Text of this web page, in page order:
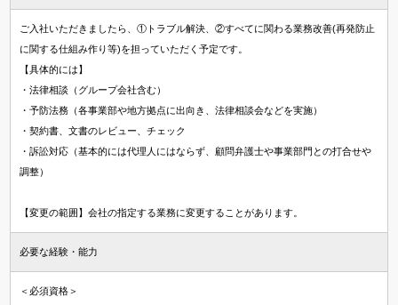
ご入社いただきましたら、①トラブル解決、②すべてに関わる業務改善(再発防止
に関する仕組み作り等)を担っていただく予定です。
【具体的には】
・法律相談（グループ会社含む）
・予防法務（各事業部や地方拠点に出向き、法律相談会などを実施）
・契約書、文書のレビュー、チェック
・訴訟対応（基本的には代理人にはならず、顧問弁護士や事業部門との打合せや
調整）
【変更の範囲】会社の指定する業務に変更することがあります。
必要な経験・能力
＜必須資格＞